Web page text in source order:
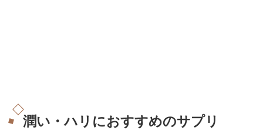
潤い・ハリにおすすめのサプリ